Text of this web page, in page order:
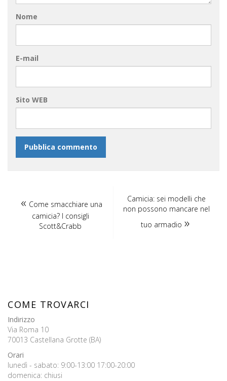
Nome
E-mail
Sito WEB
Come smacchiare una
camicia? I consigli
Scott&Crabb
Camicia: sei modelli che
non possono mancare nel
tuo armadio
COME TROVARCI
Indirizzo
Via Roma 10
70013 Castellana Grotte (BA)
Orari
lunedì - sabato: 9:00-13:00 17:00-20:00
domenica: chiusi